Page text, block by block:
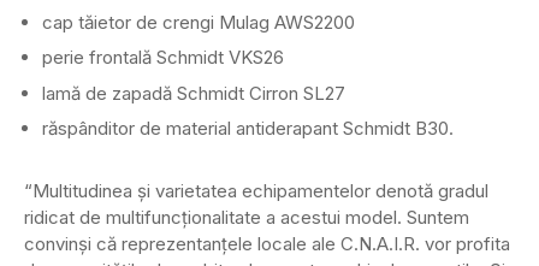
cap tăietor de crengi Mulag AWS2200
perie frontală Schmidt VKS26
lamă de zapadă Schmidt Cirron SL27
răspânditor de material antiderapant Schmidt B30.
“Multitudinea și varietatea echipamentelor denotă gradul
ridicat de multifuncționalitate a acestui model. Suntem
convinși că reprezentanțele locale ale C.N.A.I.R. vor profita